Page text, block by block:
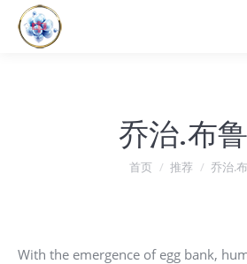
乔治.布
您在这里：
首页 推荐 乔治.
With the emergence of egg bank,